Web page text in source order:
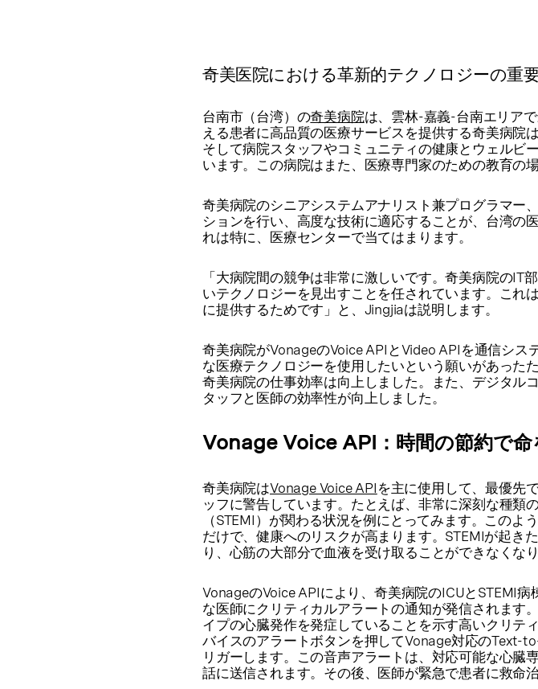
奇美医院における革新的テクノロジーの重
台南市（台湾）の奇美病院は、雲林-嘉義-台南エリア
える患者に高品質の医療サービスを提供する奇美病院
そして病院スタッフやコミュニティの健康とウェルビ
います。この病院はまた、医療専門家のための教育の
奇美病院のシニアシステムアナリスト兼プログラマー
ションを行い、高度な技術に適応することが、台湾の
れは特に、医療センターで当てはまります。
「大病院間の競争は非常に激しいです。奇美病院のIT
いテクノロジーを見出すことを任されています。これ
に提供するためです」と、Jingjiaは説明します。
奇美病院がVonageのVoice APIとVideo APIを通信シス
な医療テクノロジーを使用したいという願いがあった
奇美病院の仕事効率は向上しました。また、デジタル
タッフと医師の効率性が向上しました。
Vonage Voice API：時間の節約で命
奇美病院はVonage Voice API を主に使用して、最優先
ッフに警告しています。たとえば、非常に深刻な種類
（STEMI）が関わる状況を例にとってみます。このよ
だけで、健康へのリスクが高まります。STEMIが起き
り、心筋の大部分で血液を受け取ることができなくな
VonageのVoice APIにより、奇美病院のICUとSTEMI
な医師にクリティカルアラートの通知が発信されます
イプの心臓発作を発症していることを示す高いクリテ
バイスのアラートボタンを押してVonage対応のText-
リガーします。この音声アラートは、対応可能な心臓
話に送信されます。その後、医師が緊急で患者に救命